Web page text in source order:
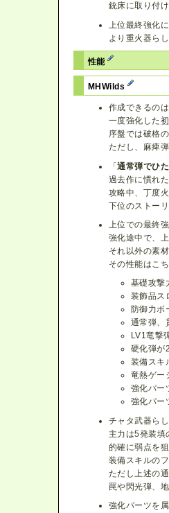
銃床に取り付
上位最終強化
より重火器ら
性能
MHWilds
作成できるの
一度強化した
序盤では破格
ただし、麻痺
「通常弾でひ
過去作に慣れ
攻略中、丁度
下位のストー
上位での最終強
強化途中で、
それ以外の素
その性能はこ
基礎攻撃
装飾品ス
防御力ボ
通常弾、
LV1竜撃
硬化弾が
装備スキ
竜熱ゲー
強化パー
強化パー
チャタ武器ら
主力は5発装填
的確に弱点を
装備スキルの
ただし上述の
罠や閃光弾、
強化パーツを